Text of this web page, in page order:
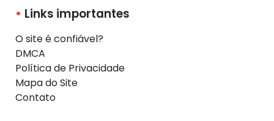
Links importantes
O site é confiável?
DMCA
Política de Privacidade
Mapa do Site
Contato